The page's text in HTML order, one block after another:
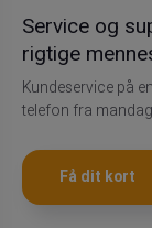
Service og
rigtige
Kundeservice på
telefon fra
Få dit kort